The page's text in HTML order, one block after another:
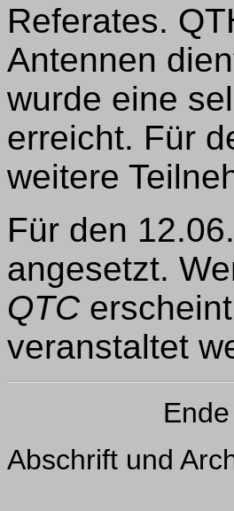
Referates.
Antennen
wurde eine
erreicht. Für
weitere
Für den
angesetzt.
QTC
veranstaltet
Abschrift und